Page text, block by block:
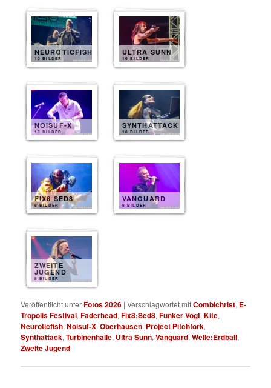
NEUROTICFISH
10 BILDER
ULTRA SUNN
10 BILDER
NOISUF-X
10 BILDER
SYNTHATTACK
10 BILDER
FIX8 SED8
8 BILDER
VANGUARD
8 BILDER
ZWEITE
JUGEND
8 BILDER
Veröffentlicht unterFotos 2026 |Verschlagwortet mitCombichrist, E-
Tropolis Festival,Faderhead,Fix8:Sed8,Funker Vogt,Kite,
Neuroticfish,Noisuf-X,Oberhausen, Project Pitchfork,
Synthattack,Turbinenhalle, Ultra Sunn,Vanguard,Welle:Erdball,
Zweite Jugend